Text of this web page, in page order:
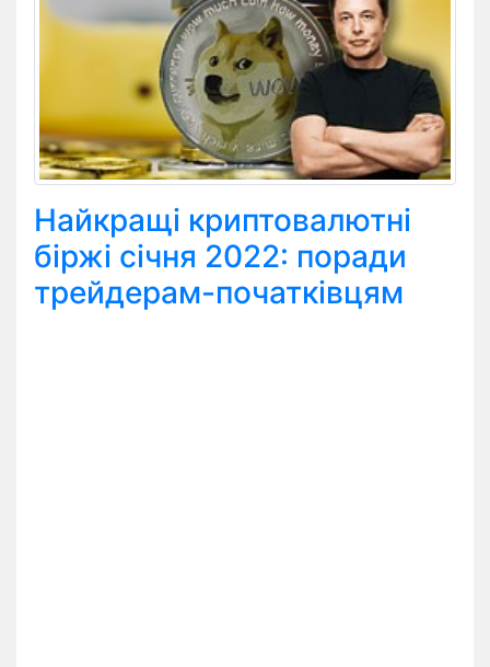
Найкращі криптовалютні
біржі січня 2022: поради
трейдерам-початківцям